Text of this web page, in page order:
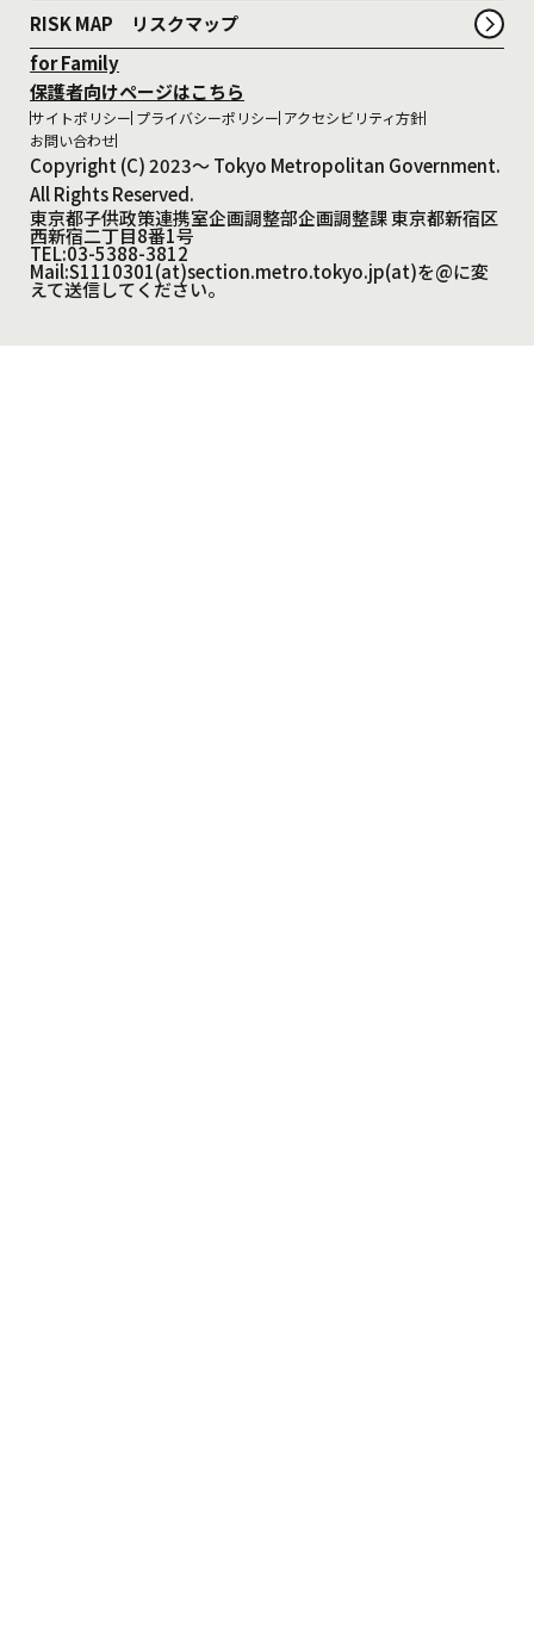
for Family
保護者向けページはこちら
RISK MAP リスクマップ
サイトポリシー プライバシーポリシー アクセシビリティ方針
お問い合わせ
Copyright (C) 2023～ Tokyo Metropolitan Government.
All Rights Reserved.
東京都子供政策連携室企画調整部企画調整課 東京都新宿区
西新宿二丁目8番1号
TEL:03-5388-3812
Mail:S1110301(at)section.metro.tokyo.jp(at)を@に変
えて送信してください。